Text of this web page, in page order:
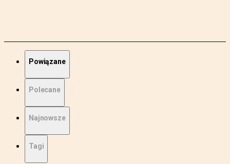
Powiązane
Polecane
Najnowsze
Tagi